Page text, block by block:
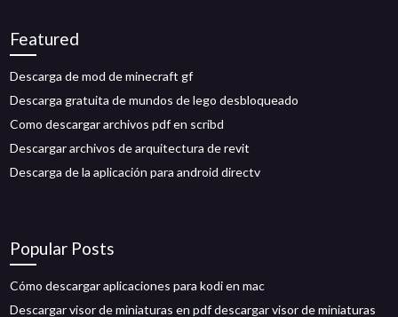
Featured
Descarga de mod de minecraft gf
Descarga gratuita de mundos de lego desbloqueado
Como descargar archivos pdf en scribd
Descargar archivos de arquitectura de revit
Descarga de la aplicación para android directv
Popular Posts
Cómo descargar aplicaciones para kodi en mac
Descargar visor de miniaturas en pdf descargar visor de miniaturas